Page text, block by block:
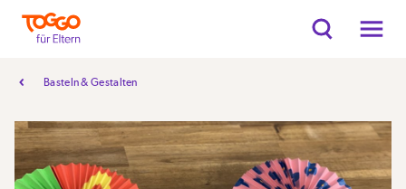
Basteln & Gestalten